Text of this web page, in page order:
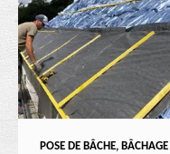
POSE DE BÂCHE, BÂCHAGE